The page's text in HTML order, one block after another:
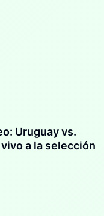
Uruguay vs.
a la selección